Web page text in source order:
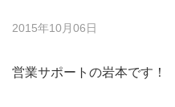
2015年10月06日
営業サポートの岩本です！